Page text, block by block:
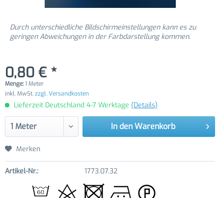
Durch unterschiedliche Bildschirmeinstellungen kann es zu
geringen Abweichungen in der Farbdarstellung kommen.
0,80 € *
Menge:1 Meter
inkl. MwSt.zzgl. Versandkosten
Lieferzeit Deutschland 4-7 Werktage (Details)
In den Warenkorb
Merken
Artikel-Nr.: 1773.07.32